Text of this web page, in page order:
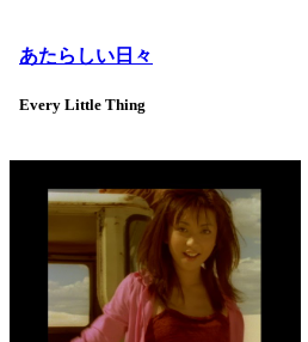
あたらしい日々
Every Little Thing